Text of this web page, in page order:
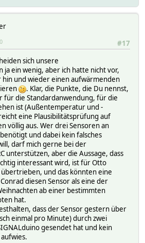
#17
sich unsere
ja ein wenig, aber ich hatte nicht vor,
hin und wieder einen aufwärmenden
. Klar, die Punkte, die Du nennst,
für die Standardanwendung, für die
ist (Außentemperatur und -
eine Plausibilitätsprüfung auf
völlig aus. Wer drei Sensoren an
und dabei kein falsches
darf mich gerne bei der
unterstützen, aber die Aussage, dass
interessant wird, ist für Otto
und das könnten eine
diesen Sensor als eine der
ab einer bestimmten
hat.
dass der Sensor gestern über
einmal pro Minute) durch zwei
gesendet hat und kein